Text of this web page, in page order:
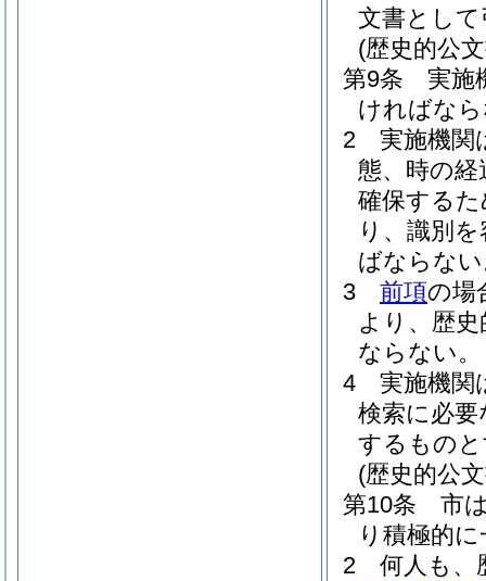
文書とし
(歴史的公
第9条
実施
ければな
2
実施機関
態、時の
確保する
り、識別
ばならな
3
前項の場
より、歴
ならない。
4
実施機関
検索に必
するもの
(歴史的公
第10条
市
り積極的
2
何人も、